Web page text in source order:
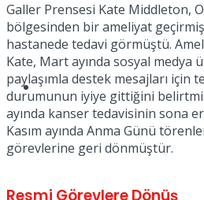
Tatil
Galler Prensesi Kate Middleton,
bölgesinden bir ameliyat
hastanede tedavi görmüştü.
Kate, Mart ayında sosyal medya
paylaşımla destek mesajları için
durumunun iyiye gittiğini
ayında kanser tedavisinin sona
Kasım ayında Anma Günü
görevlerine geri dönmüştür.